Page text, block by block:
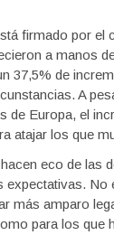
firmado por el
a manos
37,5% de
A
de Europa, el
atajar los que
eco de las
expectativas. No
más amparo
para los que